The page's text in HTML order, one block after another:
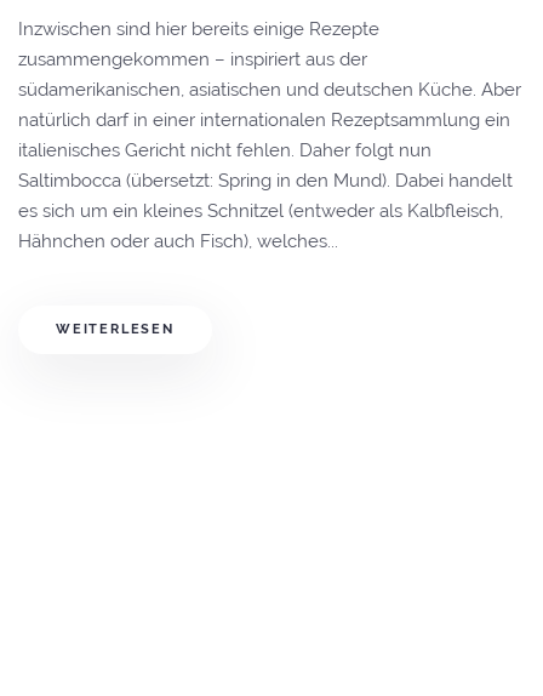
Inzwischen sind hier bereits einige Rezepte
zusammengekommen – inspiriert aus der
südamerikanischen, asiatischen und deutschen Küche. Aber
natürlich darf in einer internationalen Rezeptsammlung ein
italienisches Gericht nicht fehlen. Daher folgt nun
Saltimbocca (übersetzt: Spring in den Mund). Dabei handelt
es sich um ein kleines Schnitzel (entweder als Kalbfleisch,
Hähnchen oder auch Fisch), welches...
WEITERLESEN